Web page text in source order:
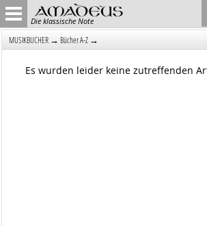
Die klassische Note
MUSIKBÜCHER → Bücher A-Z →
Es wurden leider keine zutreffenden